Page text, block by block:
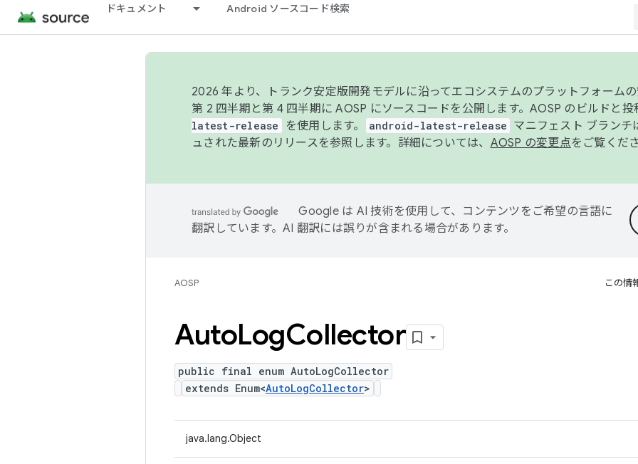
ドキュメント Android ソースコード検索
2026 年より、トランク安定版開発モデルに沿ってエコシステムのプラットフォームの
第 2 四半期と第 4 四半期に AOSP にソースコードを公開します。AOSP のビルドと投
latest-release
を使用します。 android-latest-release マニフェスト ブランチ
ュされた最新のリリースを参照します。詳細については、 AOSP の変更点をご覧くだ
Google は AI 技術を使用して、コンテンツをご希望の言語に
翻訳しています。AI 翻訳には誤りが含まれる場合があります。
AOSP この情
AutoLogCollector
public final enum AutoLogCollector
extends Enum<AutoLogCollector>
java.lang.Object